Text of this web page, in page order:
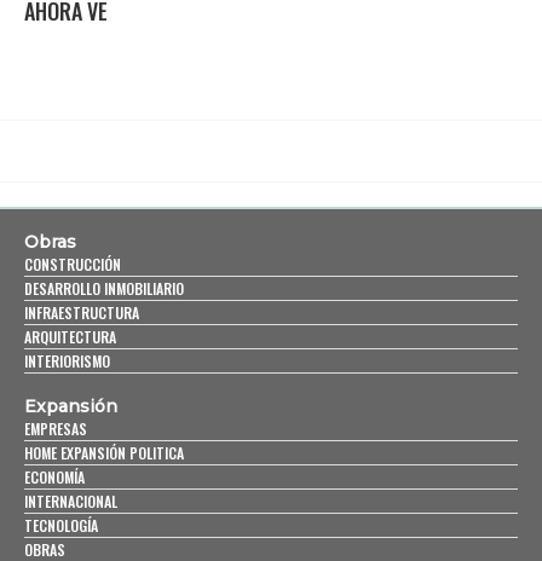
AHORA VE
Obras
CONSTRUCCIÓN
DESARROLLO INMOBILIARIO
INFRAESTRUCTURA
ARQUITECTURA
INTERIORISMO
Expansión
EMPRESAS
HOME EXPANSIÓN POLITICA
ECONOMÍA
INTERNACIONAL
TECNOLOGÍA
OBRAS